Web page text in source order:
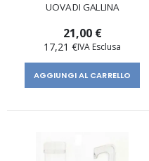
UOVA DI GALLINA
21,00 €
17,21 €
AGGIUNGI AL CARRELLO